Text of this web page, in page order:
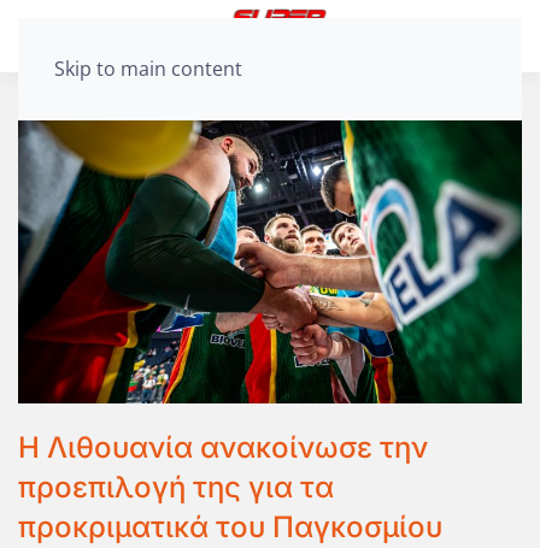
Skip to main content
Η Λιθουανία ανακοίνωσε την
προεπιλογή της για τα
προκριματικά του Παγκοσμίου